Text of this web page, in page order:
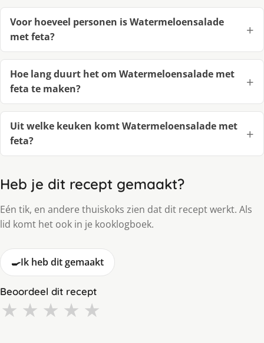
Voor hoeveel personen is Watermeloensalade
met feta?
Hoe lang duurt het om Watermeloensalade met
feta te maken?
Uit welke keuken komt Watermeloensalade met
feta?
Heb je dit recept gemaakt?
Eén tik, en andere thuiskoks zien dat dit recept werkt. Als
lid komt het ook in je kooklogboek.
🍳Ik heb dit gemaakt
Beoordeel dit recept
★ ★ ★ ★ ★